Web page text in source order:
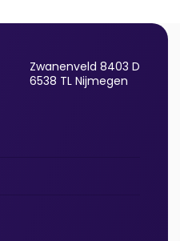
Zwanenveld 8403 D
6538 TL Nijmegen